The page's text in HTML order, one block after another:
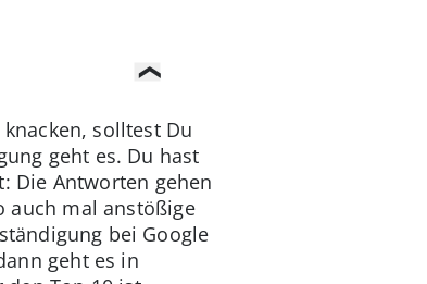
solltest Du
geht es. Du hast
Die Antworten gehen
auch mal anstößige
bei Google
geht es in